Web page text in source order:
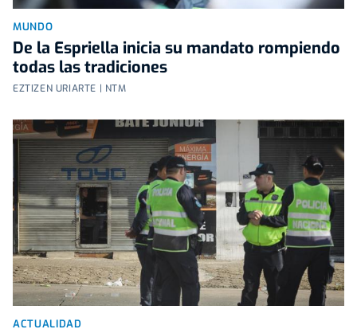
MUNDO
De la Espriella inicia su mandato rompiendo
todas las tradiciones
EZTIZEN URIARTE | NTM
ACTUALIDAD